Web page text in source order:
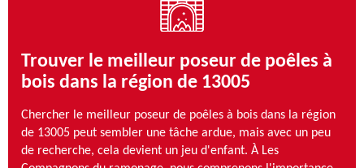
Trouver le meilleur poseur de poêles à
bois dans la région de 13005
Chercher le meilleur poseur de poêles à bois dans la région
de 13005 peut sembler une tâche ardue, mais avec un peu
de recherche, cela devient un jeu d'enfant. À Les